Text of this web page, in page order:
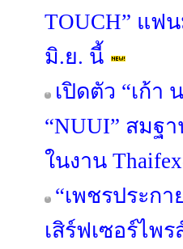
TOUCH” แฟ
มิ.ย. นี้
เปิดตัว “เก้า
“NUUI” สมฐ
ในงาน
“เพชรประก
เสิร์ฟเซอร์ไพ